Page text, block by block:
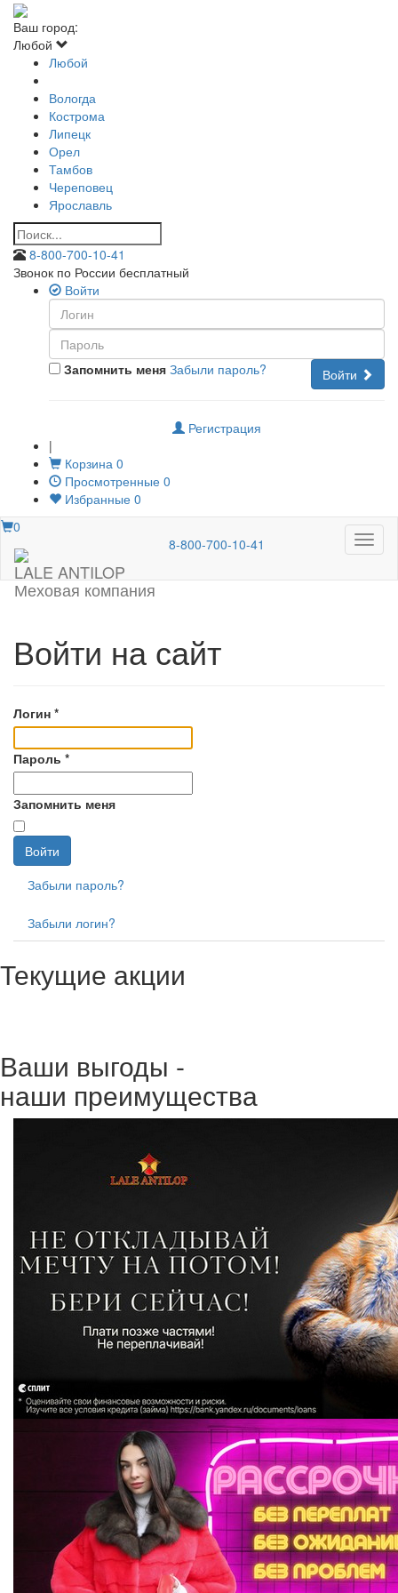
Ваш город:
Любой
Любой
Вологда
Кострома
Липецк
Орел
Тамбов
Череповец
Ярославль
8-800-700-10-41
Звонок по России бесплатный
Войти
Запомнить меня Войти
Забыли пароль?
Регистрация
|
Корзина 0
Просмотренные 0
Избранные 0
Меню
0
LALE ANTILOP
Меховая компания
8-800-700-10-41
Войти на сайт
Логин *
Пароль *
Запомнить меня
Войти
Забыли пароль?
Забыли логин?
Текущие акции
Ваши выгоды -
наши преимущества